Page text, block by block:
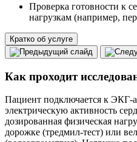
Проверка готовности к
нагрузкам (например,
Кратко об услуге
Как проходит
Пациент подключается к ЭКГ-
электрическую активность
дозированная физическая
дорожке (тредмил-тест) или